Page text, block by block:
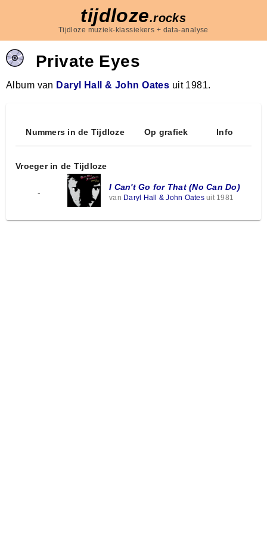
tijdloze.rocks
Tijdloze muziek-klassiekers + data-analyse
Private Eyes
Album van Daryl Hall & John Oates uit 1981.
Nummers in de Tijdloze Op grafiek Info
Vroeger in de Tijdloze
-
I Can't Go for That (No Can Do)
van Daryl Hall & John Oatesuit 1981